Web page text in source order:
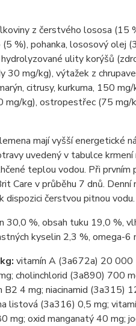
z čerstvého lososa (15
%), pohanka, lososový olej
hydrolyzované ulity korýšů
mg/kg), výtažek z
citrusy, kurkuma, 150
mg/kg), ostropestřec (75
mají vyšší energetické
uvedený v tabulce
teplou vodou. Při
Care v průběhu 7 dnů.
dispozici čerstvou pitnou vodu.
30,0 %, obsah tuku 19,0 %,
kyselin 2,3 %, omega-6
vitamín A (3a672a) 20 000
cholinchlorid (3a890) 700
4 mg; niacinamid (3a315)
listová (3a316) 0,5 mg;
mg; oxid manganatý 40 mg;